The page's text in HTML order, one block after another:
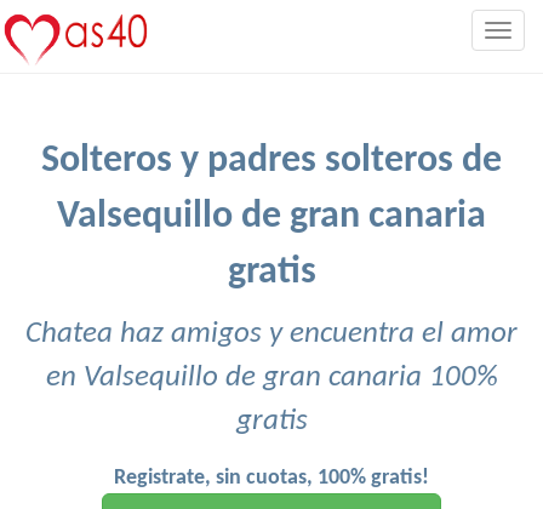
Solteros y padres solteros de
Valsequillo de gran canaria
gratis
Chatea haz amigos y encuentra el amor
en Valsequillo de gran canaria 100%
gratis
Registrate, sin cuotas, 100% gratis!